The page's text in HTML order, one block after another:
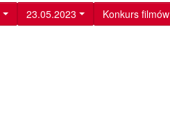
23.05.2023 Konkurs